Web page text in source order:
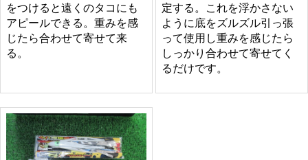
をつけると遠くのタコにも
アピールできる。重みを感
じたら合わせて寄せて来
る。
定する。これを浮かさない
ように底をズルズル引っ張
って使用し重みを感じたら
しっかり合わせて寄せてく
るだけです。